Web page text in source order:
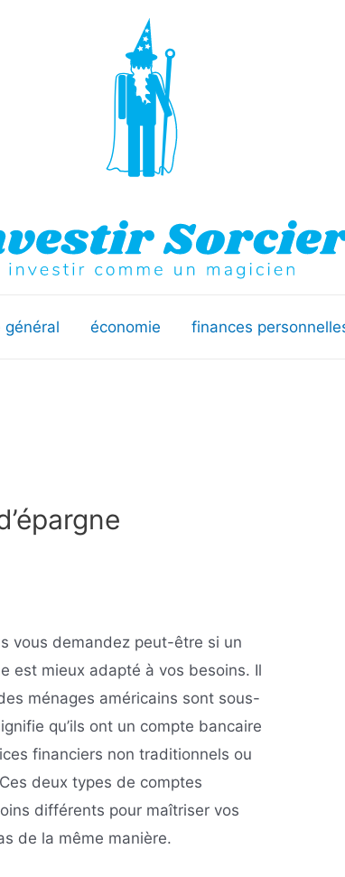
général économie finances
vous demandez peut-être si un
est mieux adapté à vos besoins. Il
ménages américains sont sous-
qu’ils ont un compte bancaire
financiers non traditionnels ou
deux types de comptes
différents pour maîtriser vos
de la même manière.